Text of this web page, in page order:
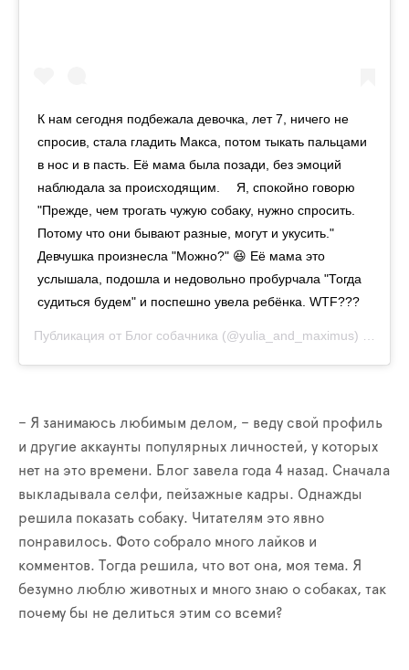
К нам сегодня подбежала девочка, лет 7, ничего не
спросив, стала гладить Макса, потом тыкать пальцами
в нос и в пасть. Её мама была позади, без эмоций
наблюдала за происходящим. ⠀ Я, спокойно говорю
"Прежде, чем трогать чужую собаку, нужно спросить.
Потому что они бывают разные, могут и укусить."
Девчушка произнесла "Можно?" 😆 Её мама это
услышала, подошла и недовольно пробурчала "Тогда
судиться будем" и поспешно увела ребёнка. WTF???
Публикация от Блог собачника (@yulia_and_maximus) 15 Авг
– Я занимаюсь любимым делом, – веду свой профиль
и другие аккаунты популярных личностей, у которых
нет на это времени. Блог завела года 4 назад. Сначала
выкладывала селфи, пейзажные кадры. Однажды
решила показать собаку. Читателям это явно
понравилось. Фото собрало много лайков и
комментов. Тогда решила, что вот она, моя тема. Я
безумно люблю животных и много знаю о собаках, так
почему бы не делиться этим со всеми?